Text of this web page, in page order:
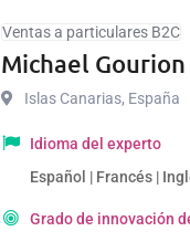
Ventas a particulares B2C
Michael Gourion
Islas Canarias, España
Idioma del experto
Español | Francés |
Grado de innovación